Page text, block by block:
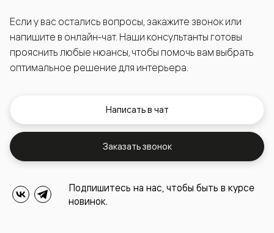
Если у вас остались вопросы, закажите звонок или
напишите в онлайн-чат. Наши консультанты готовы
прояснить любые нюансы, чтобы помочь вам выбрать
оптимальное решение для интерьера.
Написать в чат
Заказать звонок
Подпишитесь на нас, чтобы быть в курсе
новинок.